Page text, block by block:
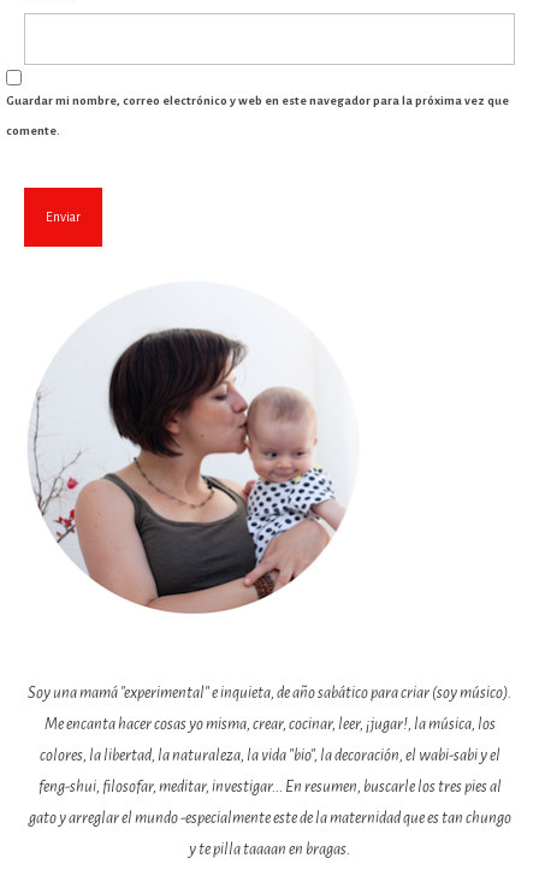
Guardar mi nombre, correo electrónico y web en este navegador para la próxima vez que
comente.
Soy una mamá "experimental" e inquieta, de año sabático para criar (soy músico).
Me encanta hacer cosas yo misma, crear, cocinar, leer, ¡jugar!, la música, los
colores, la libertad, la naturaleza, la vida "bio", la decoración, el wabi-sabi y el
feng-shui, filosofar, meditar, investigar... En resumen, buscarle los tres pies al
gato y arreglar el mundo -especialmente este de la maternidad que es tan chungo
y te pilla taaaan en bragas.